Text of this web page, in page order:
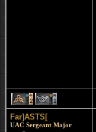
2 1
Far]ASTS[
UAC Sergeant Major